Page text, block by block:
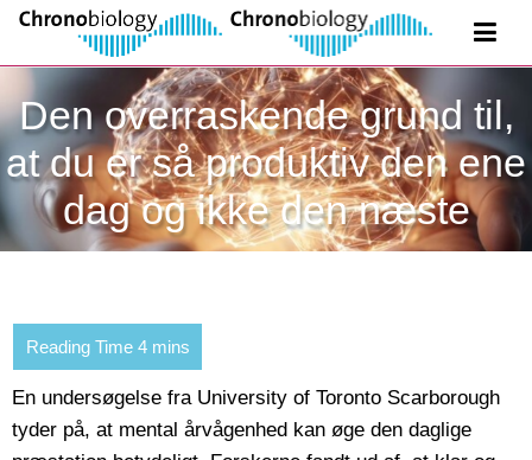
Den overraskende grund til,
at du er så produktiv den ene
dag og ikke den næste
En undersøgelse fra University of Toronto Scarborough
tyder på, at mental årvågenhed kan øge den daglige